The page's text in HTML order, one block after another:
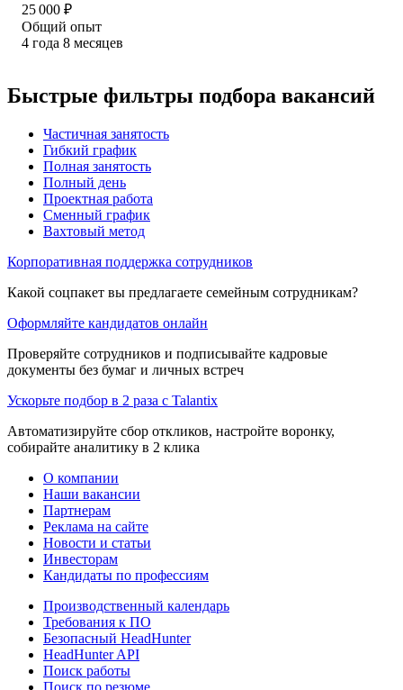
25 000 ₽
Общий опыт
4 года 8 месяцев
Быстрые фильтры подбора вакансий
Частичная занятость
Гибкий график
Полная занятость
Полный день
Проектная работа
Сменный график
Вахтовый метод
Корпоративная поддержка сотрудников
Какой соцпакет вы предлагаете семейным сотрудникам?
Оформляйте кандидатов онлайн
Проверяйте сотрудников и подписывайте кадровые
документы без бумаг и личных встреч
Ускорьте подбор в 2 раза с Talantix
Автоматизируйте сбор откликов, настройте воронку,
собирайте аналитику в 2 клика
О компании
Наши вакансии
Партнерам
Реклама на сайте
Новости и статьи
Инвесторам
Кандидаты по профессиям
Производственный календарь
Требования к ПО
Безопасный HeadHunter
HeadHunter API
Поиск работы
Поиск по резюме